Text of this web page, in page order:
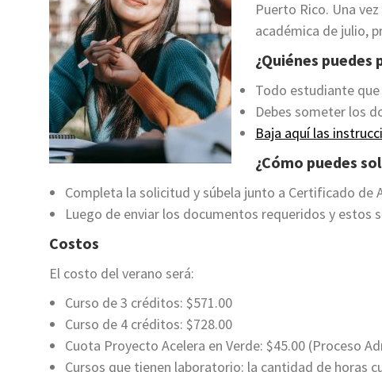
Puerto Rico. Una
académica de julio,
¿Quiénes
Todo estudiante
Debes someter los
Baja aquí las
¿Cómo puedes
Completa la solicitud y súbela junto a Certificado de
Luego de enviar los documentos requeridos y estos
Costos
El costo del verano será:
Curso de 3 créditos: $571.00
Curso de 4 créditos: $728.00
Cuota Proyecto Acelera en Verde: $45.00 (Proceso
Cursos que tienen laboratorio: la cantidad de horas